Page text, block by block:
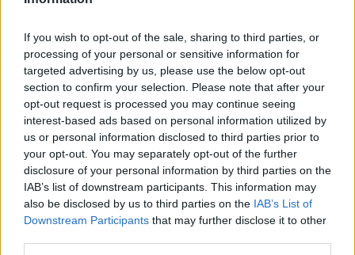
If you wish to opt-out of the sale, sharing to third parties, or
processing of your personal or sensitive information for
targeted advertising by us, please use the below opt-out
section to confirm your selection. Please note that after your
opt-out request is processed you may continue seeing
interest-based ads based on personal information utilized by
us or personal information disclosed to third parties prior to
your opt-out. You may separately opt-out of the further
disclosure of your personal information by third parties on the
IAB’s list of downstream participants. This information may
also be disclosed by us to third parties on the IAB’s List of
Downstream Participants that may further disclose it to other